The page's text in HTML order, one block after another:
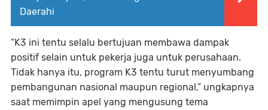
Daerahi
“K3 ini tentu selalu bertujuan membawa dampak
positif selain untuk pekerja juga untuk perusahaan.
Tidak hanya itu, program K3 tentu turut menyumbang
pembangunan nasional maupun regional,” ungkapnya
saat memimpin apel yang mengusung tema